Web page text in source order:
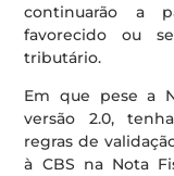
continuarão a
favorecido ou
tributário.
Em que pese a
versão 2.0,
regras de
à CBS na Nota